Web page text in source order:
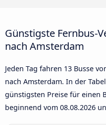
Günstigste Fernbus-
nach Amsterdam
Jeden Tag fahren 13 Busse
nach Amsterdam. In der
günstigsten Preise für einen
beginnend vom 08.08.2026